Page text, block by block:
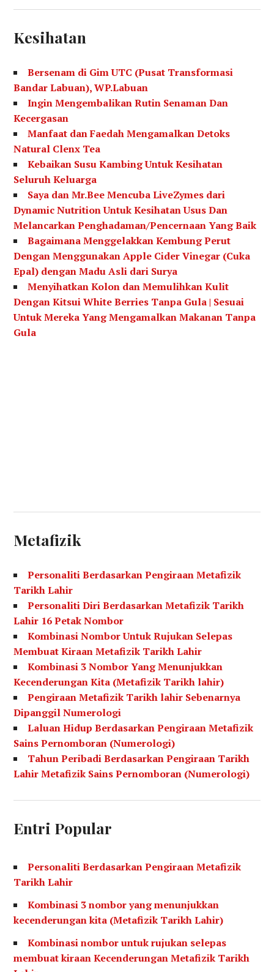
Kesihatan
Bersenam di Gim UTC (Pusat Transformasi
Bandar Labuan), WP.Labuan
Ingin Mengembalikan Rutin Senaman Dan
Kecergasan
Manfaat dan Faedah Mengamalkan Detoks
Natural Clenx Tea
Kebaikan Susu Kambing Untuk Kesihatan
Seluruh Keluarga
Saya dan Mr.Bee Mencuba LiveZymes dari
Dynamic Nutrition Untuk Kesihatan Usus Dan
Melancarkan Penghadaman/Pencernaan Yang Baik
Bagaimana Menggelakkan Kembung Perut
Dengan Menggunakan Apple Cider Vinegar (Cuka
Epal) dengan Madu Asli dari Surya
Menyihatkan Kolon dan Memulihkan Kulit
Dengan Kitsui White Berries Tanpa Gula | Sesuai
Untuk Mereka Yang Mengamalkan Makanan Tanpa
Gula
Metafizik
Personaliti Berdasarkan Pengiraan Metafizik
Tarikh Lahir
Personaliti Diri Berdasarkan Metafizik Tarikh
Lahir 16 Petak Nombor
Kombinasi Nombor Untuk Rujukan Selepas
Membuat Kiraan Metafizik Tarikh Lahir
Kombinasi 3 Nombor Yang Menunjukkan
Kecenderungan Kita (Metafizik Tarikh lahir)
Pengiraan Metafizik Tarikh lahir Sebenarnya
Dipanggil Numerologi
Laluan Hidup Berdasarkan Pengiraan Metafizik
Sains Pernomboran (Numerologi)
Tahun Peribadi Berdasarkan Pengiraan Tarikh
Lahir Metafizik Sains Pernomboran (Numerologi)
Entri Popular
Personaliti Berdasarkan Pengiraan Metafizik
Tarikh Lahir
Kombinasi 3 nombor yang menunjukkan
kecenderungan kita (Metafizik Tarikh Lahir)
Kombinasi nombor untuk rujukan selepas
membuat kiraan Kecenderungan Metafizik Tarikh